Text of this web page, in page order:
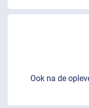
Ook na de